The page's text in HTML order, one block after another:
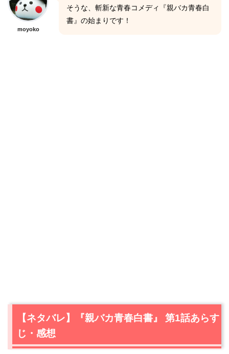
moyoko
そうな、斬新な青春コメディ『親バカ青春白
書』の始まりです！
【ネタバレ】『親バカ青春白書』 第1話あらす
じ・感想